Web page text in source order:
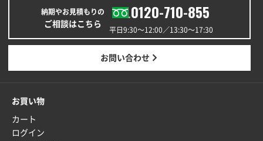
納期やお見積もりの
ご相談はこちら
0120-710-855
平日9:30〜12:00／13:30〜17:30
お問い合わせ
お買い物
カート
ログイン